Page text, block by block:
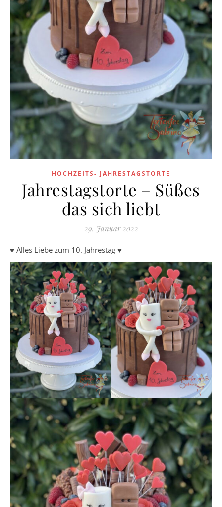
HOCHZEITS- JAHRESTAGSTORTE
Jahrestagstorte – Süßes
das sich liebt
29. Januar 2022
♥️ Alles Liebe zum 10. Jahrestag ♥️